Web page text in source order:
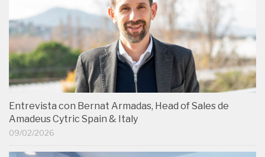
Entrevista con Bernat Armadas, Head of Sales de
Amadeus Cytric Spain & Italy
09/02/2026